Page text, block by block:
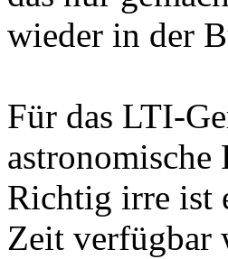
wieder in der
Für das LTI-
Richtig irre ist
Zeit verfügbar